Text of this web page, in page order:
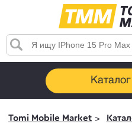
Tomi Mobile Market